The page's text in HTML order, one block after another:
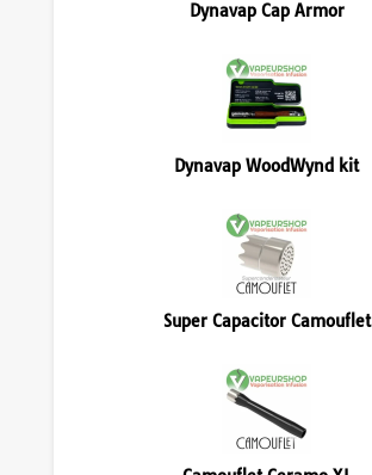
Dynavap Cap Armor
Dynavap WoodWynd kit
Super Capacitor Camouflet